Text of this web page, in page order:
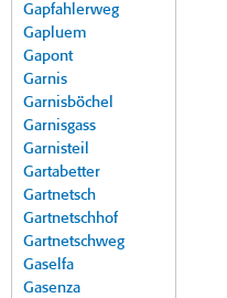
Gapfahlerweg
Gapluem
Gapont
Garnis
Garnisböchel
Garnisgass
Garnisteil
Gartabetter
Gartnetsch
Gartnetschhof
Gartnetschweg
Gaselfa
Gasenza